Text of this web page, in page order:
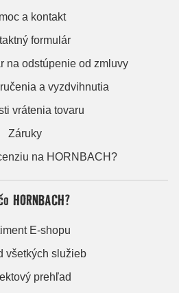
a kontakt
formulár
na odstúpenie od zmluvy
a vyzdvihnutia
vrátenia tovaru
Záruky
na HORNBACH?
HORNBACH?
E-shopu
všetkých služieb
prehľad